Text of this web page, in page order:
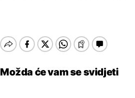
Možda će vam se svidjeti